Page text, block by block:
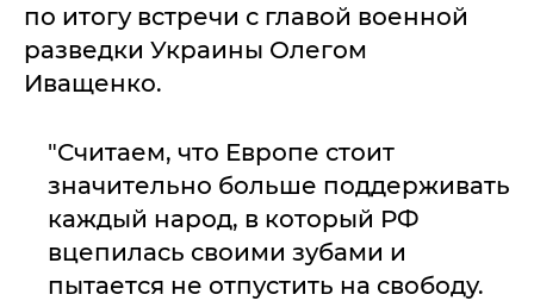
по итогу встречи с главой военной
разведки Украины Олегом
Иващенко.
"Считаем, что Европе стоит
значительно больше поддерживать
каждый народ, в который РФ
вцепилась своими зубами и
пытается не отпустить на свободу.